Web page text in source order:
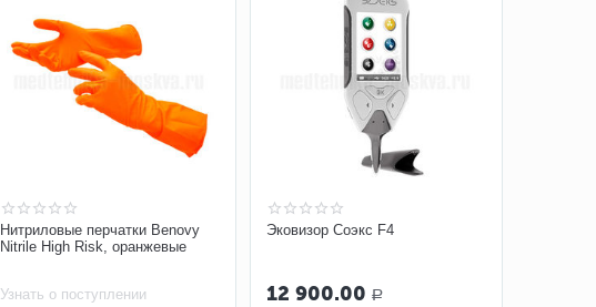
Нитриловые перчатки Benovy
Nitrile High Risk, оранжевые
Узнать о поступлении
Эковизор Соэкс F4
12 900.00 Р